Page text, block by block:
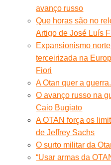
avanço russo
Que horas são no
Artigo de José Luís
Expansionismo
terceirizada na
Fiori
A Otan quer a
O avanço russo na
Caio Bugiato
A OTAN força os
de Jeffrey Sachs
O surto militar da
“Usar armas da